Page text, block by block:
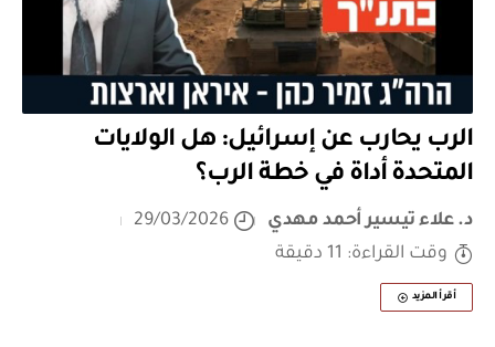
الرب يحارب عن إسرائيل: هل الولايات
المتحدة أداة في خطة الرب؟
د. علاء تيسير أحمد مهدي
29/03/2026
وقت القراءة: 11 دقيقة
أقرأ المزيد